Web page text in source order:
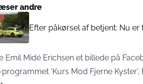
andre
Efter påkørsel af betjent: Nu
Emil Midé Erichsen et billede på
‘Kurs Mod Fjerne